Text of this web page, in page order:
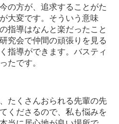
の方が、追求することがた
大変です。そういう意味
指導はなんと楽だったこと
究会で仲間の頑張りを見る
指導ができます。バスティ
たです。
たくさんおられる先輩の先
くださるので、私も悩みを